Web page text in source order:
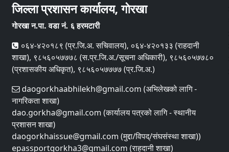
जिल्ला प्रशासन कार्यालय, गाेरखा
गाेरखा न.पा. वडा नं. ६ हरमटारी
०६४-४२०१८९ (प्र.जि.अ. सचिवालय), ०६४-४२०१३३ (राहदानी
शाखा), ९८५६०५७७७८ (स.प्र.जि.अ./सूचना अधिकारी), ९८५६०५७७८०
(प्रशासकीय अधिकृत), ९८५६०५७७७७ (प्र.जि.अ.)
daogorkhaabhilekh@gmail.com (अभिलेखको लागि -
नागरिकता शाखा)
dao.gorkha@gmail.com (कार्यालय पत्रको लागि - स्थानीय
प्रशासन शाखा)
daogorkhaissue@gmail.com (मुद्दा/विपद्/संघसंस्था शाखा))
epassportgorkha3@gmail.com (राहदानी शाखा)